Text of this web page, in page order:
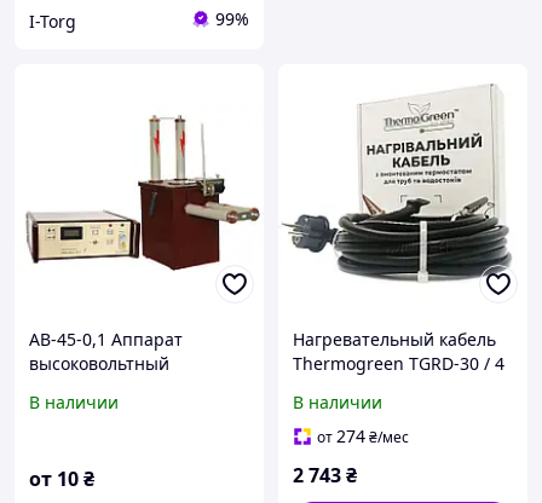
I-Torg 99%
АВ-45-0,1 Аппарат
высоковольтный
испытания кабелей с
В наличии
от 10₴
Нагревательный кабель
Thermogreen TGRD-30 / 4
термостатом для
обогрева труб и желобов
В наличии
от274₴/мес
2 743₴